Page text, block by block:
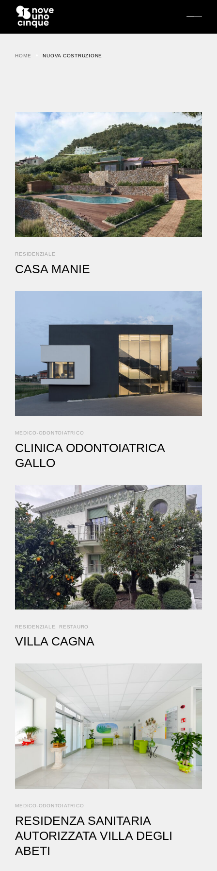
content
HOME NUOVA COSTRUZIONE
RESIDENZIALE
CASA MANIE
MEDICO-ODONTOIATRICO
CLINICA ODONTOIATRICA
GALLO
RESIDENZIALE RESTAURO
VILLA CAGNA
MEDICO-ODONTOIATRICO
RESIDENZA SANITARIA
AUTORIZZATA VILLA DEGLI
ABETI